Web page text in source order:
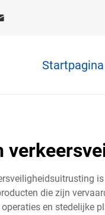
Startpagina
die zijn
en stedelijke